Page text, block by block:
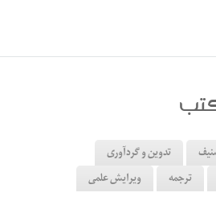
کتب
تدوین و گردآوری
ترجمه
ویرایش علمی